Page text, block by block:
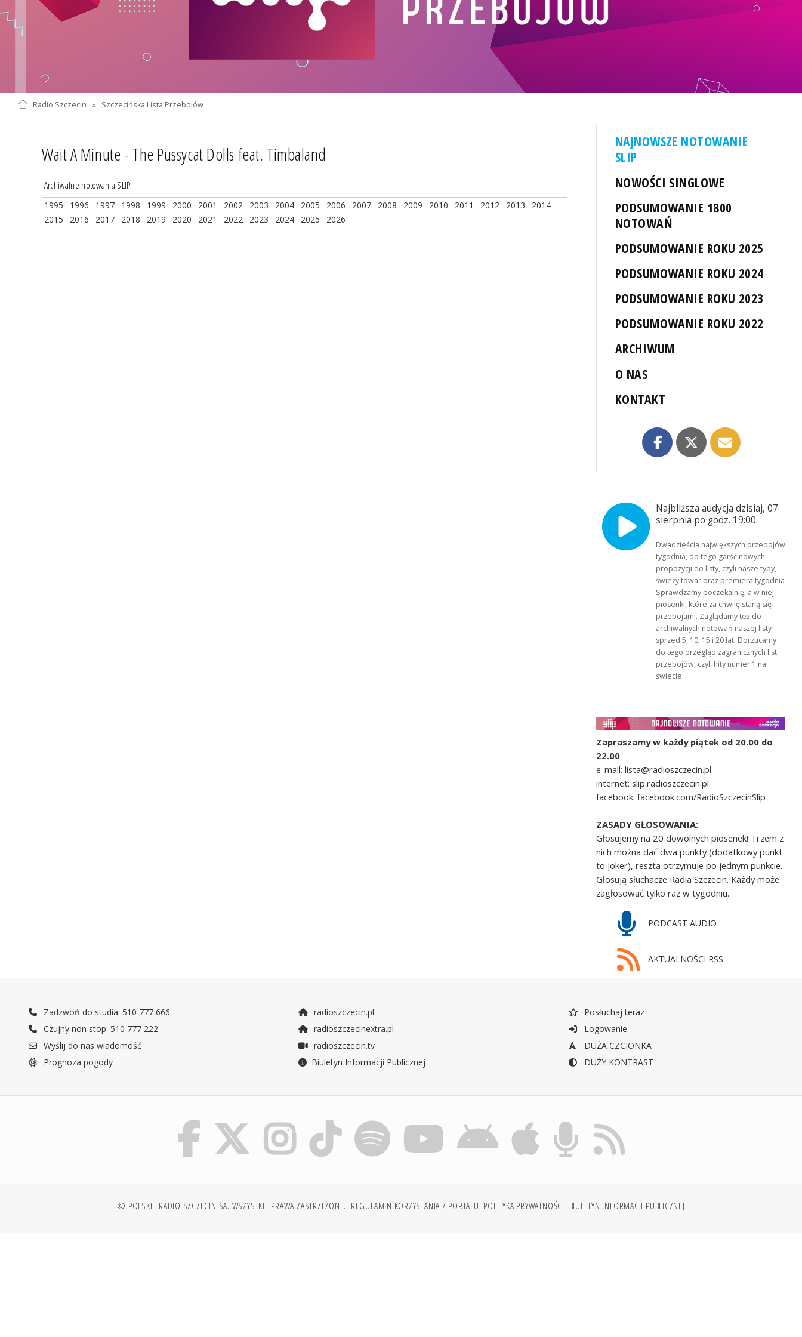
Radio Szczecin » Szczecińska Lista Przebojów
Wait A Minute - The Pussycat Dolls feat. Timbaland
Archiwalne notowania SLIP
1995 1996 1997 1998 1999 2000 2001 2002 2003 2004 2005 2006 2007 2008 2009 2010 2011 2012 2013
2014
2015
2016 2017 2018 2019 2020 2021 2022 2023 2024 2025 2026
NAJNOWSZE NOTOWANIE
SLIP
NOWOŚCI SINGLOWE
PODSUMOWANIE 1800
NOTOWAŃ
PODSUMOWANIE ROKU 2025
PODSUMOWANIE ROKU 2024
PODSUMOWANIE ROKU 2023
PODSUMOWANIE ROKU 2022
ARCHIWUM
O NAS
KONTAKT
Najbliższa audycja dzisiaj, 07
sierpnia po godz. 19:00
Dwadzieścia największych przebojów
tygodnia, do tego garść nowych
propozycji do listy, czyli nasze typy,
świeży towar oraz premiera tygodnia!
Sprawdzamy poczekalnię, a w niej
piosenki, które za chwilę staną się
przebojami. Zaglądamy też do
archiwalnych notowań naszej listy
sprzed 5, 10, 15 i 20 lat. Dorzucamy
do tego przegląd zagranicznych list
przebojów, czyli hity numer 1 na
świecie.
Zapraszamy w każdy piątek od 20.00 do
22.00
e-mail: lista@radioszczecin.pl
internet: slip.radioszczecin.pl
facebook: facebook.com/RadioSzczecinSlip
ZASADY GŁOSOWANIA:
Głosujemy na 20 dowolnych piosenek! Trzem z
nich można dać dwa punkty (dodatkowy punkt
to joker), reszta otrzymuje po jednym punkcie.
Głosują słuchacze Radia Szczecin. Każdy może
zagłosować tylko raz w tygodniu.
PODCAST AUDIO
AKTUALNOŚCI RSS
Zadzwoń do studia: 510 777 666
Czujny non stop: 510 777 222
Wyślij do nas wiadomość
Prognoza pogody
radioszczecin.pl
radioszczecinextra.pl
radioszczecin.tv
Biuletyn Informacji Publicznej
Posłuchaj teraz
Logowanie
DUŻA CZCIONKA
DUŻY KONTRAST
© POLSKIE RADIO SZCZECIN SA. WSZYSTKIE PRAWA ZASTRZEŻONE. REGULAMIN KORZYSTANIA Z PORTALU POLITYKA PRYWATNOŚCI BIULETYN INFORMACJI PUBLICZNEJ